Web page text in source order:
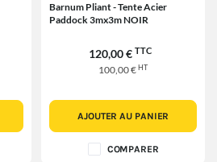
Barnum Pliant - Tente Acier
Paddock 3mx3m NOIR
120,00 € TTC
100,00 €HT
AJOUTER AU PANIER
COMPARER